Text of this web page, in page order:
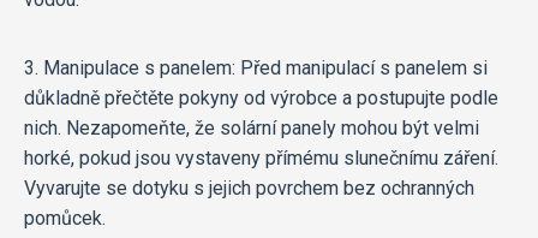
3. Manipulace s panelem: Před manipulací s panelem si
důkladně přečtěte pokyny od výrobce a postupujte podle
nich. Nezapomeňte, že solární panely mohou být velmi
horké, pokud jsou vystaveny přímému slunečnímu záření.
Vyvarujte se dotyku s jejich povrchem bez ochranných
pomůcek.